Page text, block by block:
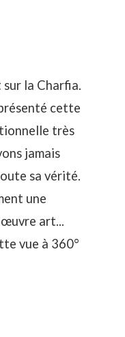
la Charfia.
cette
très
jamais
sa vérité.
une
œuvre art...
vue à 360°